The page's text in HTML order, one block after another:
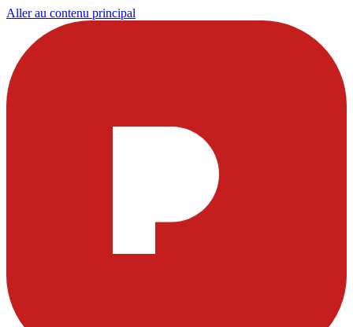
Aller au contenu principal